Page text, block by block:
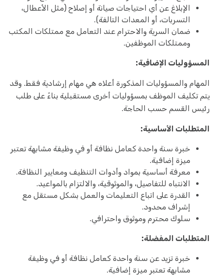
الإبلاغ عن أي احتياجات صيانة أو إصلاح (مثل الأعطال،
التسربات، أو المعدات التالفة).
ضمان السرية والاحترام عند التعامل مع ممتلكات المكتب
وممتلكات الموظفين.
المسؤوليات الإضافية:
المهام والمسؤوليات المذكورة أعلاه هي مهام إرشادية فقط. وقد
يتم تكليف الموظف بمسؤوليات أخرى مستقبلية بناءً على طلب
رئيس القسم حسب الحاجة.
المتطلبات الأساسية:
خبرة سنة واحدة كعامل نظافة أو في وظيفة مشابهة تعتبر
ميزة إضافية.
معرفة أساسية بمواد وأدوات التنظيف ومعايير النظافة.
الانتباه للتفاصيل، والموثوقية، والالتزام بالمواعيد.
القدرة على اتباع التعليمات والعمل بشكل مستقل مع
إشراف محدود.
سلوك محترم وموثوق واحترافي.
المتطلبات المفضلة:
خبرة تزيد عن سنة واحدة كعامل نظافة أو في وظيفة
مشابهة تعتبر ميزة إضافية.